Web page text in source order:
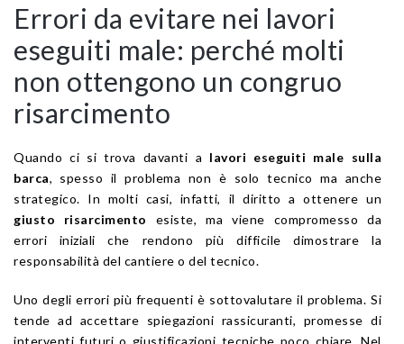
Errori da evitare nei lavori
eseguiti male: perché molti
non ottengono un congruo
risarcimento
Quando ci si trova davanti a lavori eseguiti male sulla
barca, spesso il problema non è solo tecnico ma anche
strategico. In molti casi, infatti, il diritto a ottenere un
giusto risarcimento
esiste, ma viene compromesso da
errori iniziali che rendono più difficile dimostrare la
responsabilità del cantiere o del tecnico.
Uno degli errori più frequenti è sottovalutare il problema. Si
tende ad accettare spiegazioni rassicuranti, promesse di
interventi futuri o giustificazioni tecniche poco chiare. Nel